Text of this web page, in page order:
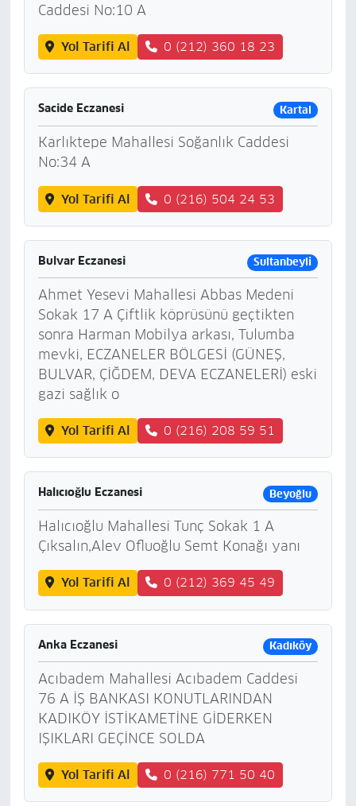
Caddesi No:10 A
Yol Tarifi Al 0 (212) 360 18 23
Sacide Eczanesi Kartal
Karlıktepe Mahallesi Soğanlık Caddesi
No:34 A
Yol Tarifi Al 0 (216) 504 24 53
Bulvar Eczanesi Sultanbeyli
Ahmet Yesevi Mahallesi Abbas Medeni
Sokak 17 A Çiftlik köprüsünü geçtikten
sonra Harman Mobilya arkası, Tulumba
mevki, ECZANELER BÖLGESİ (GÜNEŞ,
BULVAR, ÇİĞDEM, DEVA ECZANELERİ) eski
gazi sağlık o
Yol Tarifi Al 0 (216) 208 59 51
Halıcıoğlu Eczanesi Beyoğlu
Halıcıoğlu Mahallesi Tunç Sokak 1 A
Çıksalın,Alev Ofluoğlu Semt Konağı yanı
Yol Tarifi Al 0 (212) 369 45 49
Anka Eczanesi Kadıköy
Acıbadem Mahallesi Acıbadem Caddesi
76 A İŞ BANKASI KONUTLARINDAN
KADIKÖY İSTİKAMETİNE GİDERKEN
IŞIKLARI GEÇİNCE SOLDA
Yol Tarifi Al 0 (216) 771 50 40